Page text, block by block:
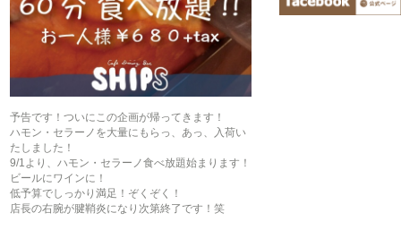
予告です！ついにこの企画が帰ってきます！
ハモン・セラーノを大量にもらっ、あっ、入荷い
たしました！
9/1より、ハモン・セラーノ食べ放題始まります！
ビールにワインに！
低予算でしっかり満足！ぞくぞく！
店長の右腕が腱鞘炎になり次第終了です！笑